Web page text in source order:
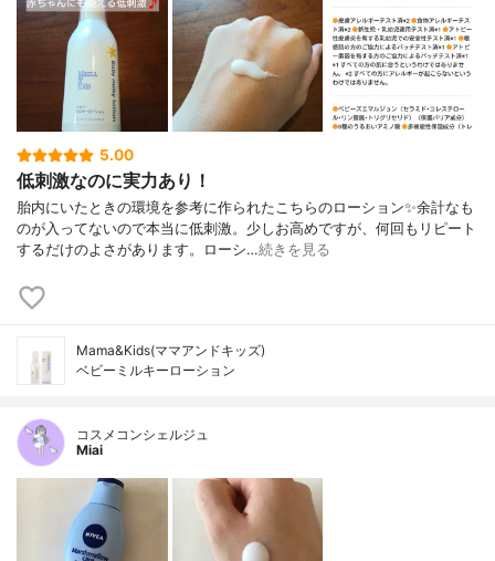
5.00
低刺激なのに実力あり！
胎内にいたときの環境を参考に作られたこちらのローション✨余計なも
のが入ってないので本当に低刺激。少しお高めですが、何回もリピート
するだけのよさがあります。ローシ…続きを見る
Mama&Kids(ママアンドキッズ)
ベビーミルキーローション
コスメコンシェルジュ
Miai